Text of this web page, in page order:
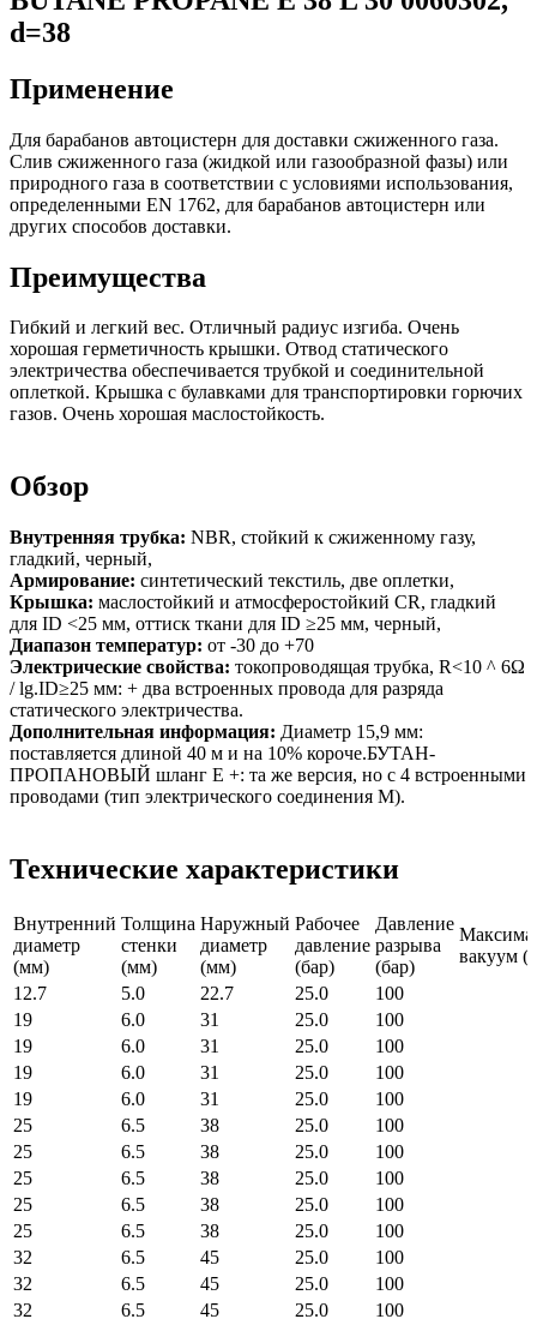
d=38
Применение
Для барабанов автоцистерн для доставки сжиженного газа.
Слив сжиженного газа (жидкой или газообразной фазы) или
природного газа в соответствии с условиями использования,
определенными EN 1762, для барабанов автоцистерн или
других способов доставки.
Преимущества
Гибкий и легкий вес. Отличный радиус изгиба. Очень
хорошая герметичность крышки. Отвод статического
электричества обеспечивается трубкой и соединительной
оплеткой. Крышка с булавками для транспортировки горючих
газов. Очень хорошая маслостойкость.
Обзор
Внутренняя трубка: NBR, стойкий к сжиженному газу,
гладкий, черный,
Армирование: синтетический текстиль, две оплетки,
Крышка: маслостойкий и атмосферостойкий CR, гладкий
для ID <25 мм, оттиск ткани для ID ≥25 мм, черный,
Диапазон температур: от -30 до +70
Электрические свойства: токопроводящая трубка, R<10 ^ 6Ω
/ lg.ID≥25 мм: + два встроенных провода для разряда
статического электричества.
Дополнительная информация: Диаметр 15,9 мм:
поставляется длиной 40 м и на 10% короче.БУТАН-
ПРОПАНОВЫЙ шланг E +: та же версия, но с 4 встроенными
проводами (тип электрического соединения M).
Технические характеристики
Внутренний
диаметр
(мм)
Толщина
стенки
(мм)
Наружный
диаметр
(мм)
Рабочее
давление
(бар)
Давление
разрыва
(бар)
вакуум
12.7
5.0 22.7 25.0
100
19
6.0 31 25.0
100
19
6.0 31 25.0
100
19
6.0 31 25.0
100
19
6.0 31 25.0
100
25
6.5 38 25.0
100
25
6.5 38 25.0
100
25
6.5 38 25.0
100
25
6.5 38 25.0
100
25
6.5 38 25.0
100
32
6.5 45 25.0
100
32
6.5 45 25.0
100
32
6.5 45 25.0 100